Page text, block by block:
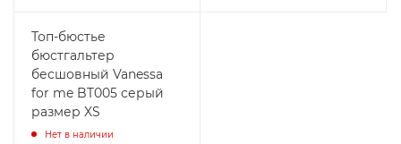
Топ-бюстье
бюстгальтер
бесшовный Vanessa
for me BT005 серый
размер XS
Нет в наличии